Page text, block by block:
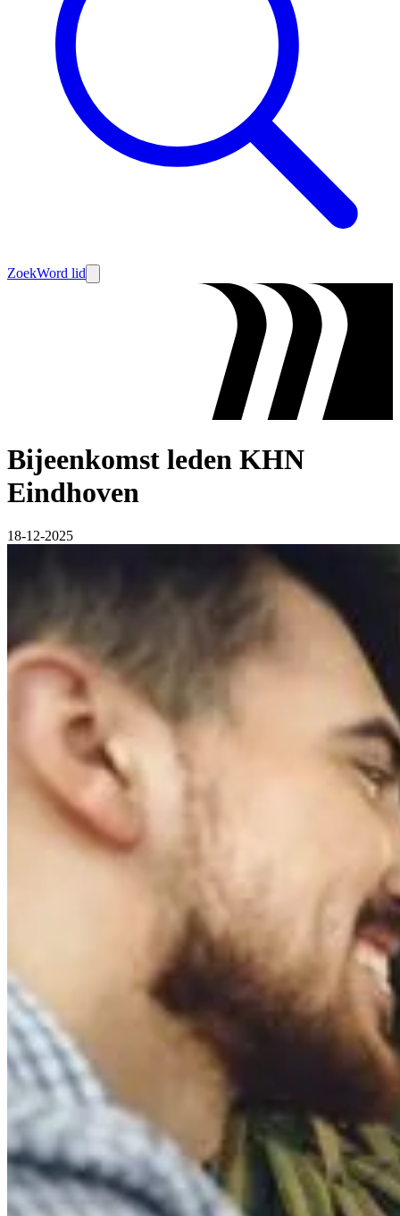
ZoekWord lid
Bijeenkomst leden KHN
Eindhoven
18-12-2025